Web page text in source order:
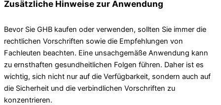
Zusätzliche Hinweise zur Anwendung
Bevor Sie GHB kaufen oder verwenden, sollten Sie immer die
rechtlichen Vorschriften sowie die Empfehlungen von
Fachleuten beachten. Eine unsachgemäße Anwendung kann
zu ernsthaften gesundheitlichen Folgen führen. Daher ist es
wichtig, sich nicht nur auf die Verfügbarkeit, sondern auch auf
die Sicherheit und die verbindlichen Vorschriften zu
konzentrieren.